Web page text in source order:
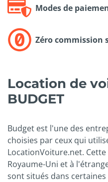
Modes de
Zéro commission
Location de
BUDGET
Budget est l'une des
choisies par ceux qui
LocationVoiture.net.
Royaume-Uni et à
sont situés dans certaines